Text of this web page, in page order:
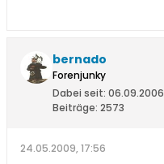
bernado
Forenjunky
Dabei seit: 06.09.2006
Beiträge: 2573
24.05.2009, 17:56